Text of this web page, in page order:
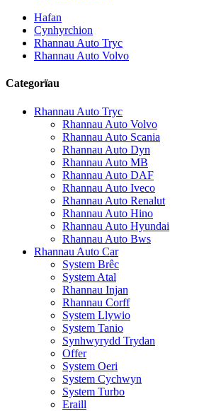
Hafan
Cynhyrchion
Rhannau Auto Tryc
Rhannau Auto Volvo
Categorïau
Rhannau Auto Tryc
Rhannau Auto Volvo
Rhannau Auto Scania
Rhannau Auto Dyn
Rhannau Auto MB
Rhannau Auto DAF
Rhannau Auto Iveco
Rhannau Auto Renalut
Rhannau Auto Hino
Rhannau Auto Hyundai
Rhannau Auto Bws
Rhannau Auto Car
System Brêc
System Atal
Rhannau Injan
Rhannau Corff
System Llywio
System Tanio
Synhwyrydd Trydan
Offer
System Oeri
System Cychwyn
System Turbo
Eraill